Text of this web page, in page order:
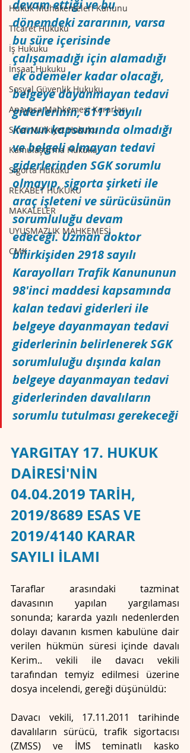
Hukuk Muhakemeleri Kanunu
Ticaret Hukuku
İş Hukuku
İnşaat Hukuku
Sosyal Güvenlik Hukuku
Anayasa Mahkemesi Kararları
Sınai Mülkiyet Hukuku
Kamulaştırma Hukuku
Sigorta Hukuku
REKABET HUKUKU
MAKALELER
UYUŞMAZLIK MAHKEMESİ
CMK
devam ettiği ve bu
dönemdeki zararının, varsa
bu süre içerisinde
çalışamadığı için alamadığı
ek ödemeler kadar olacağı,
belgeye dayanmayan tedavi
giderlerinin, 6111 sayılı
Kanun kapsamında olmadığı
ve belgeli olmayan tedavi
giderlerinden SGK sorumlu
olmayıp, sigorta şirketi ile
araç işleteni ve sürücüsünün
sorumluluğu devam
edeceği. Uzman doktor
bilirkişiden 2918 sayılı
Karayolları Trafik Kanununun
98'inci maddesi kapsamında
kalan tedavi giderleri ile
belgeye dayanmayan tedavi
giderlerinin belirlenerek SGK
sorumluluğu dışında kalan
belgeye dayanmayan tedavi
giderlerinden davalıların
sorumlu tutulması gerekeceği
YARGITAY 17. HUKUK
DAİRESİ'NİN
04.04.2019 TARİH,
2019/8689 ESAS VE
2019/4140 KARAR
SAYILI İLAMI
Taraflar arasındaki tazminat
davasının yapılan yargılaması
sonunda; kararda yazılı nedenlerden
dolayı davanın kısmen kabulüne dair
verilen hükmün süresi içinde davalı
Kerim.. vekili ile davacı vekili
tarafından temyiz edilmesi üzerine
dosya incelendi, gereği düşünüldü:
Davacı vekili, 17.11.2011 tarihinde
davalıların sürücü, trafik sigortacısı
(ZMSS) ve İMS teminatlı kasko